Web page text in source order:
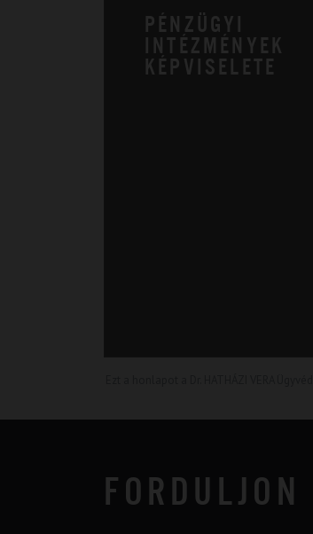
PÉNZÜGYI
INTÉZMÉNYEK
KÉPVISELETE